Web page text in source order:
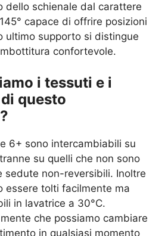
dello schienale dal carattere
capace di offrire posizioni
ultimo supporto si distingue
confortevole.
i tessuti e i
questo
6+ sono intercambiabili su
su quelli che non sono
sedute non-reversibili. Inoltre
essere tolti facilmente ma
in lavatrice a 30°C.
che possiamo cambiare
in qualsiasi momento